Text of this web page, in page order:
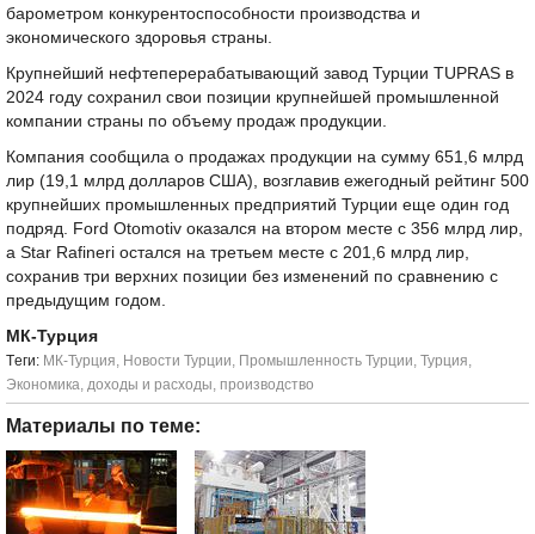
барометром конкурентоспособности производства и
экономического здоровья страны.
Крупнейший нефтеперерабатывающий завод Турции TUPRAS в
2024 году сохранил свои позиции крупнейшей промышленной
компании страны по объему продаж продукции.
Компания сообщила о продажах продукции на сумму 651,6 млрд
лир (19,1 млрд долларов США), возглавив ежегодный рейтинг 500
крупнейших промышленных предприятий Турции еще один год
подряд. Ford Otomotiv оказался на втором месте с 356 млрд лир,
а Star Rafineri остался на третьем месте с 201,6 млрд лир,
сохранив три верхних позиции без изменений по сравнению с
предыдущим годом.
МК-Турция
Tеги: МК-Турция, Новости Турции, Промышленность Турции, Турция,
Экономика, доходы и расходы, производство
Материалы по теме: